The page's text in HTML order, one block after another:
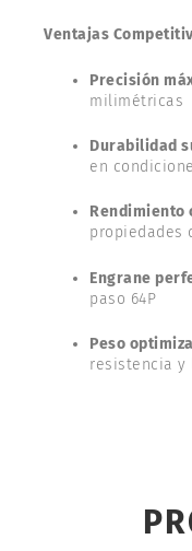
Ventajas
Precisión
milimétricas
Durabilidad
en
Rendimiento
propiedades
Engrane
paso 64P
Peso
resistencia y